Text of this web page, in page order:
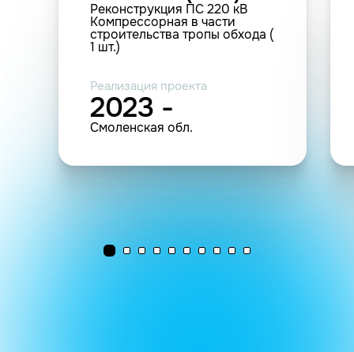
Реконструкция ПС 220 кВ
Компрессорная в части
строительства тропы обхода (
1 шт.)
Реализация проекта
2023 -
Смоленская обл.